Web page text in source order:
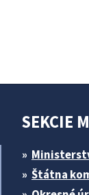
SEKCIE
Štátna